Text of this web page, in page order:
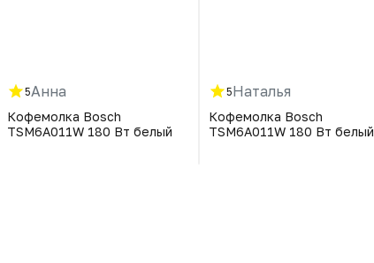
5Анна
Кофемолка Bosch
TSM6A011W 180 Вт белый
5Наталья
Кофемолка Bosch
TSM6A011W 180 Вт белый